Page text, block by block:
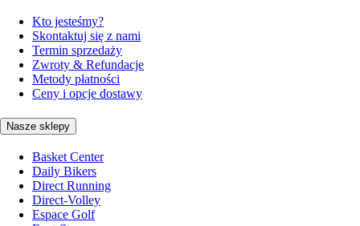
Kto jesteśmy?
Skontaktuj się z nami
Termin sprzedaży
Zwroty & Refundacje
Metody płatności
Ceny i opcje dostawy
Nasze sklepy
Basket Center
Daily Bikers
Direct Running
Direct-Volley
Espace Golf